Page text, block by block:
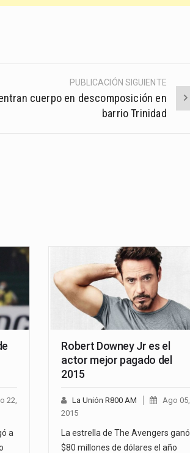
PUBLICACIÓN SIGUIENTE
cuerpo en descomposición en
barrio Trinidad
22,
a
Robert Downey Jr es el
actor mejor pagado del
2015
La Unión R800 AM
Ago 05,
2015
La estrella de The Avengers ganó
$80 millones de dólares el año